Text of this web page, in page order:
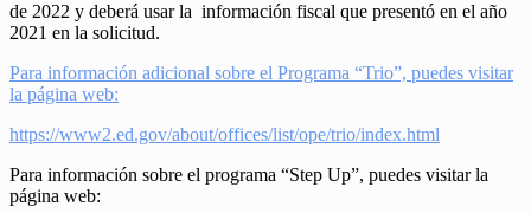
de 2022 y deberá usar la información fiscal que presentó en el año
2021 en la solicitud.
Para información adicional sobre el Programa “Trio”, puedes visitar
la página web:
https://www2.ed.gov/about/offices/list/ope/trio/index.html
Para información sobre el programa “Step Up”, puedes visitar la
página web: